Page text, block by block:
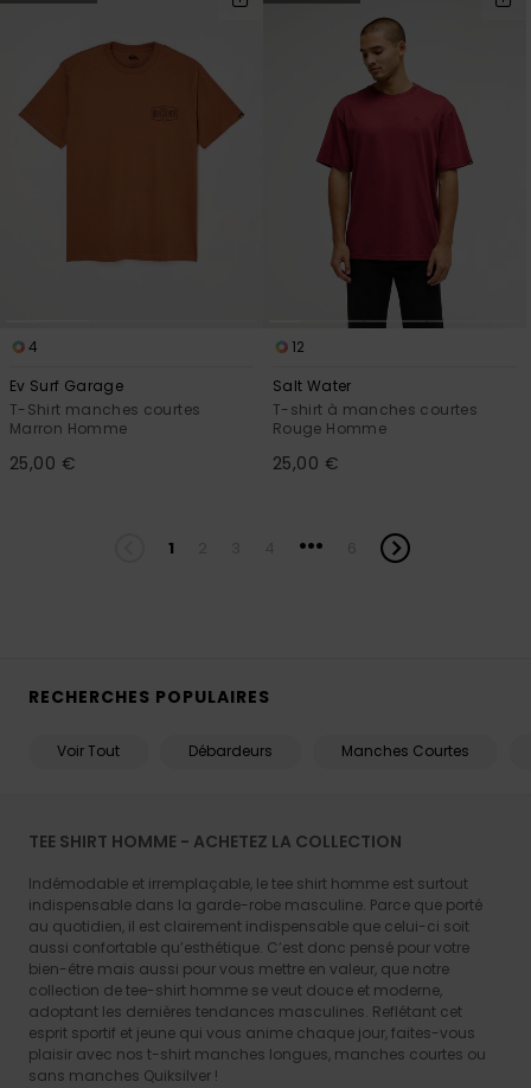
4
Ev Surf Garage
T-Shirt manches courtes
Marron Homme
25,00 €
12
Salt Water
T-shirt à manches courtes
Rouge Homme
25,00 €
1 ...
RECHERCHES POPULAIRES
Voir Tout Débardeurs Manches Courtes
TEE SHIRT HOMME - ACHETEZ LA COLLECTION
Indémodable et irremplaçable, le tee shirt homme est surtout
indispensable dans la garde-robe masculine. Parce que porté
au quotidien, il est clairement indispensable que celui-ci soit
aussi confortable qu’esthétique. C’est donc pensé pour votre
bien-être mais aussi pour vous mettre en valeur, que notre
collection de tee-shirt homme se veut douce et moderne,
adoptant les dernières tendances masculines. Reflétant cet
esprit sportif et jeune qui vous anime chaque jour, faites-vous
plaisir avec nos t-shirt manches longues, manches courtes ou
sans manches Quiksilver !